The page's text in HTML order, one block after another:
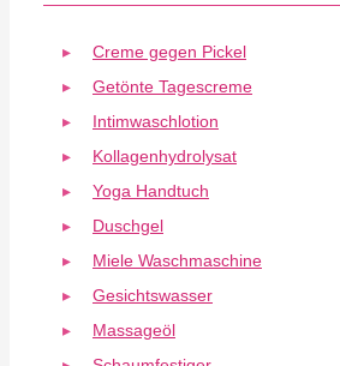
Creme gegen Pickel
Getönte Tagescreme
Intimwaschlotion
Kollagenhydrolysat
Yoga Handtuch
Duschgel
Miele Waschmaschine
Gesichtswasser
Massageöl